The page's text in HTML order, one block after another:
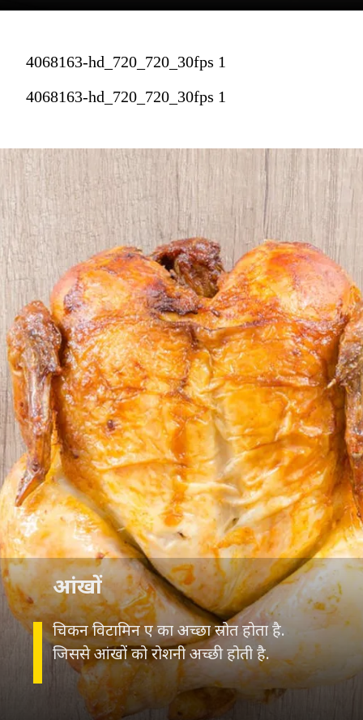
4068163-hd_720_720_30fps 1
4068163-hd_720_720_30fps 1
चिकन विटामिन ए का अच्छा स्रोत होता है.
जिससे आंखों को रोशनी अच्छी होती है.
आंखों